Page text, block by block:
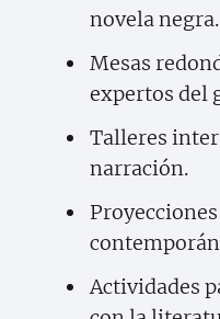
novela negra.
Mesas
expertos del
Talleres
narración.
Actividades